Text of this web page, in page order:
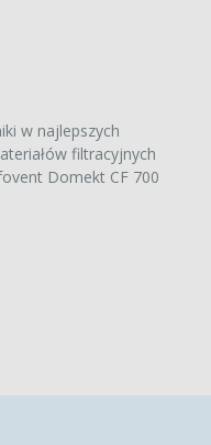
w najlepszych
filtracyjnych
Domekt CF 700